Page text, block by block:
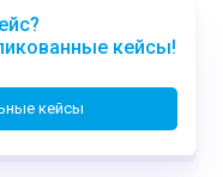
кейсы!
кейсы